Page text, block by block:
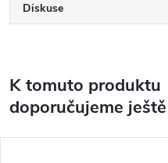
Diskuse
K tomuto produktu
doporučujeme